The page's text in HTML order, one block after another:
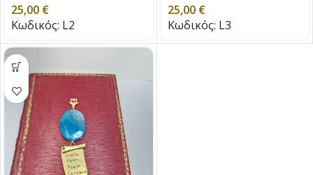
25,00 €
Κωδικός: L2
25,00 €
Κωδικός: L3